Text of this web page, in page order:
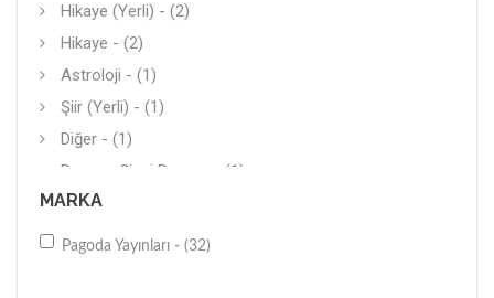
Hikaye (Yerli) - (2)
Hikaye - (2)
Astroloji - (1)
Şiir (Yerli) - (1)
Diğer - (1)
Roman-Çizgi Roman - (1)
Anı-Yaşam - (1)
MARKA
Pagoda Yayınları - (32)